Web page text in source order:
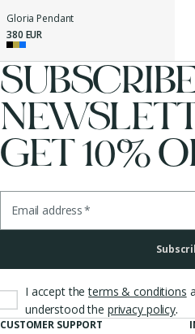
Gloria Pendant
380 EUR
GET 10%
Email address*
I accept the terms & conditions
understood the privacy policy.
CUSTOMER SUPPORT